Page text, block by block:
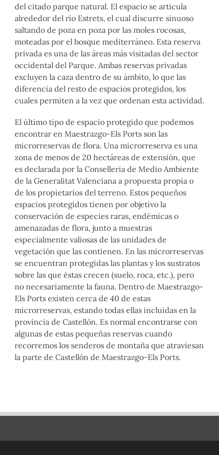
del citado parque natural. El espacio se articula
alrededor del río Estrets, el cual discurre sinuoso
saltando de poza en poza por las moles rocosas,
moteadas por el bosque mediterráneo. Esta reserva
privada es una de las áreas más visitadas del sector
occidental del Parque. Ambas reservas privadas
excluyen la caza dentro de su ámbito, lo que las
diferencia del resto de espacios protegidos, los
cuales permiten a la vez que ordenan esta actividad.
El último tipo de espacio protegido que podemos
encontrar en Maestrazgo-Els Ports son las
microrreservas de flora. Una microrreserva es una
zona de menos de 20 hectáreas de extensión, que
es declarada por la Conselleria de Medio Ambiente
de la Generalitat Valenciana a propuesta propia o
de los propietarios del terreno. Estos pequeños
espacios protegidos tienen por objetivo la
conservación de especies raras, endémicas o
amenazadas de flora, junto a muestras
especialmente valiosas de las unidades de
vegetación que las contienen. En las microrreservas
se encuentran protegidas las plantas y los sustratos
sobre las que éstas crecen (suelo, roca, etc.), pero
no necesariamente la fauna. Dentro de Maestrazgo-
Els Ports existen cerca de 40 de estas
microrreservas, estando todas ellas incluidas en la
provincia de Castellón. Es normal encontrarse con
algunas de estas pequeñas reservas cuando
recorremos los senderos de montaña que atraviesan
la parte de Castellón de Maestrazgo-Els Ports.